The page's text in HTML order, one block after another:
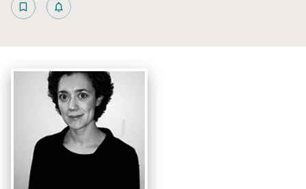
bookmark_border notifications_none_outlined